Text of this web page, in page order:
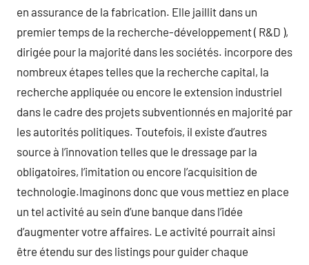
en assurance de la fabrication. Elle jaillit dans un
premier temps de la recherche-développement ( R&D ),
dirigée pour la majorité dans les sociétés. incorpore des
nombreux étapes telles que la recherche capital, la
recherche appliquée ou encore le extension industriel
dans le cadre des projets subventionnés en majorité par
les autorités politiques. Toutefois, il existe d’autres
source à l’innovation telles que le dressage par la
obligatoires, l’imitation ou encore l’acquisition de
technologie.Imaginons donc que vous mettiez en place
un tel activité au sein d’une banque dans l’idée
d’augmenter votre affaires. Le activité pourrait ainsi
être étendu sur des listings pour guider chaque